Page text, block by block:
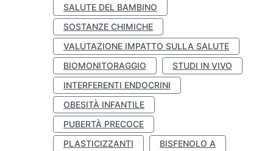
SALUTE DEL BAMBINO
SOSTANZE CHIMICHE
VALUTAZIONE IMPATTO SULLA SALUTE
BIOMONITORAGGIO
STUDI IN VIVO
INTERFERENTI ENDOCRINI
OBESITÀ INFANTILE
PUBERTÀ PRECOCE
PLASTICIZZANTI
BISFENOLO A